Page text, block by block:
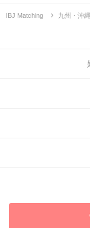
IBJ Matching 九州・沖縄